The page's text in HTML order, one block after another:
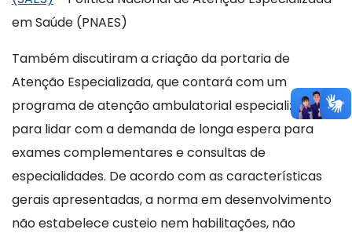
em Saúde (PNAES)
Também discutiram a criação da portaria de
Atenção Especializada, que contará com um
programa de atenção ambulatorial especializada
para lidar com a demanda de longa espera para
exames complementares e consultas de
especialidades. De acordo com as características
gerais apresentadas, a norma em desenvolvimento
não estabelece custeio nem habilitações, não